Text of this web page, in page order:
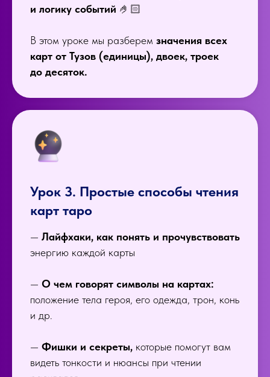
и логику событий 🤌🏻
В этом уроке мы разберем значения всех
карт от Тузов (единицы), двоек, троек
до десяток.
Урок 3. Простые способы чтения
карт таро
— Лайфхаки, как понять и прочувствовать
энергию каждой карты
— О чем говорят символы на картах:
положение тела героя, его одежда, трон, конь
и др.
— Фишки и секреты, которые помогут вам
видеть тонкости и нюансы при чтении